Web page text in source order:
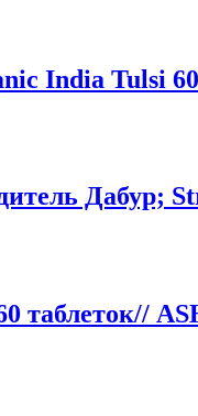
India Tulsi 60
Дабур;
таблеток//